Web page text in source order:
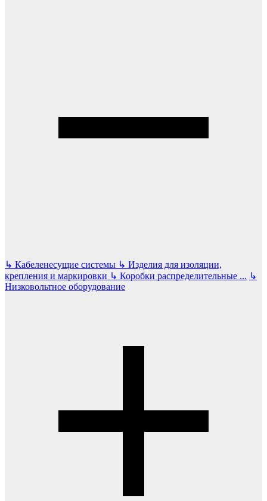
↳ Кабеленесущие системы ↳ Изделия для изоляции,
крепления и маркировки ↳ Коробки распределительные ... ↳
Низковольтное оборудование